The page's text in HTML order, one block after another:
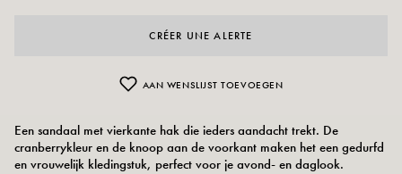
CRÉER UNE ALERTE
AAN WENSLIJST TOEVOEGEN
Een sandaal met vierkante hak die ieders aandacht trekt. De
cranberrykleur en de knoop aan de voorkant maken het een gedurfd
en vrouwelijk kledingstuk, perfect voor je avond- en daglook.